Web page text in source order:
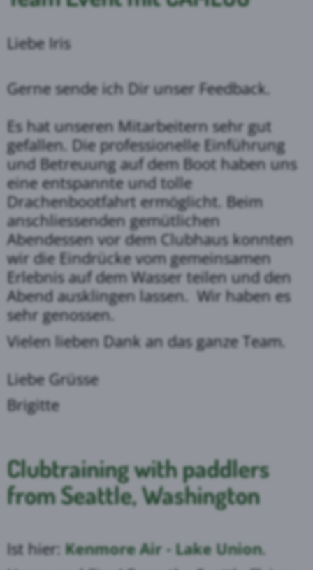
Liebe Iris
Gerne sende ich Dir unser Feedback.
Es hat unseren Mitarbeitern sehr gut
gefallen. Die professionelle Einführung
und Betreuung auf dem Boot haben uns
eine entspannte und tolle
Drachenbootfahrt ermöglicht. Beim
anschliessenden gemütlichen
Abendessen vor dem Clubhaus konnten
wir die Eindrücke vom gemeinsamen
Erlebnis auf dem Wasser teilen und den
Abend ausklingen lassen. Wir haben es
sehr genossen.
Vielen lieben Dank an das ganze Team.
Liebe Grüsse
Brigitte
Clubtraining with paddlers
from Seattle, Washington
Ist hier: Kenmore Air - Lake Union.